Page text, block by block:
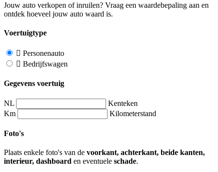
Jouw auto verkopen of inruilen? Vraag een waardebepaling aan en
ontdek hoeveel jouw auto waard is.
Voertuigtype
Personenauto
Bedrijfswagen
Gegevens voertuig
NL
Kenteken
Km
Kilometerstand
Foto's
Plaats enkele foto's van de voorkant, achterkant, beide kanten,
interieur, dashboard en eventuele schade.